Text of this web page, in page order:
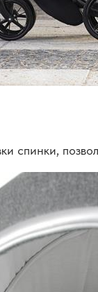
спинки,